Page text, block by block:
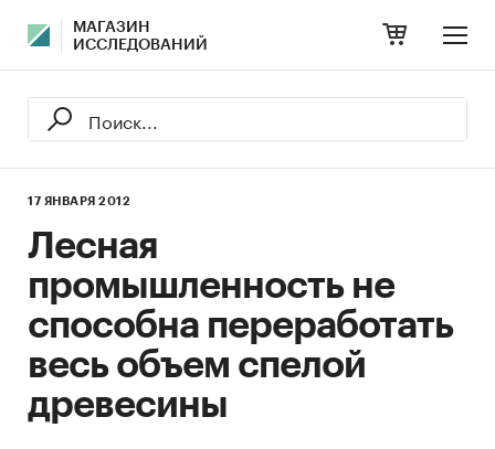
МАГАЗИН
ИССЛЕДОВАНИЙ
17 ЯНВАРЯ 2012
Лесная
промышленность не
способна переработать
весь объем спелой
древесины